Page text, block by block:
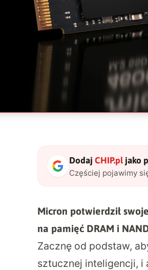
Dodaj CHIP.pljako
Częściej pojawimy
Micron potwierdził
na pamięć DRAM i
Zacznę od podstaw,
sztucznej inteligencji, i